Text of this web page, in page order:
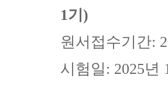
1기)
원서접수기간:
시험일: 2025년